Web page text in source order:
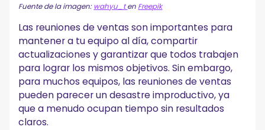
A. Reuniones de ventas individuales
C. Reuniones trimestrales del equipo de ventas
D. Reunión anual del equipo de ventas
Cómo prepararse para reuniones de ventas
exitosas
1. Defina sus objetivos
2. Crea una agenda
3. Establezca una cadencia de reunión clara
4. Identifique los temas de capacitación de los
Fuente de la imagen:wahyu_ten Freepik
Las reuniones de ventas son importantes para
mantener a tu equipo al día, compartir
actualizaciones y garantizar que todos trabajen
para lograr los mismos objetivos. Sin embargo,
para muchos equipos, las reuniones de ventas
pueden parecer un desastre improductivo, ya
que a menudo ocupan tiempo sin resultados
claros.